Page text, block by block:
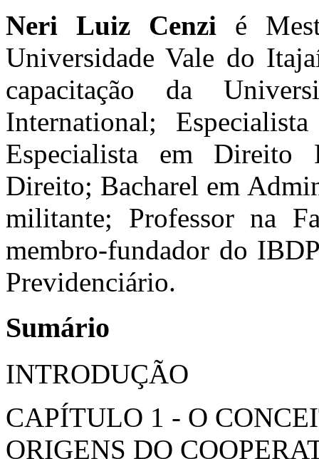
Neri Luiz Cenzi é
Universidade Vale do
capacitação da
International;
Especialista em Direito
Direito; Bacharel em
militante; Professor na
membro-fundador do
Previdenciário.
Sumário
INTRODUÇÃO
CAPÍTULO 1 - O
ORIGENS DO